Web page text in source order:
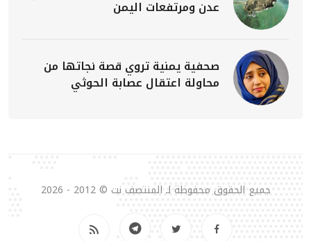
عدن ومرتفعات اليمن
صحفية يمنية تروي قصة نجاتها من
محاولة اعتقال عصابة الحوثي
جميع الحقوق محفوظة لـ المنتصف نت © 2012 - 2026